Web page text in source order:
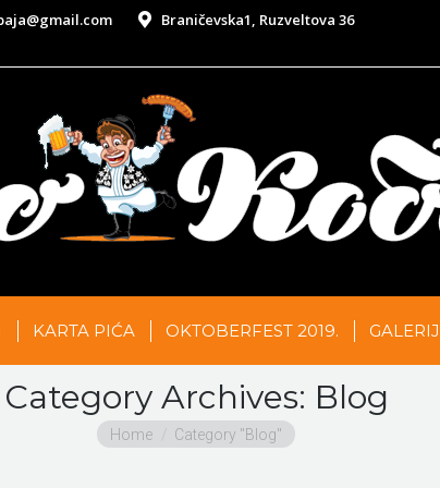
Braničevska1, Ruzveltova 36
KARTA PIĆA OKTOBERFEST 2019.
Category Archives: Blog
You are here:
Home Category "Blog"